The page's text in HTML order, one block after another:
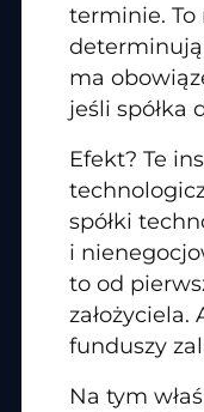
terminie. To
determinują
ma
jeśli spółka
Efekt? Te
spółki
i
to od
funduszy
Na tym